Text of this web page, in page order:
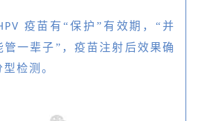
疫苗有“保护”有效期，“并
管一辈子”，疫苗注射后效果确
检测。